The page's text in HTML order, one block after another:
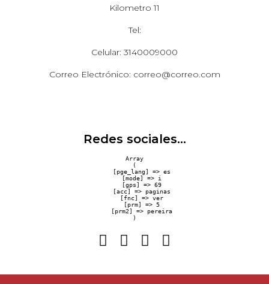
Kilometro 11
Tel:
Celular: 3140009000
Correo Electrónico: correo@correo.com
Redes sociales...
Array
(
    [pge_lang] => es
    [mode] => i
    [gps] => 69
    [acc] => paginas
    [fnc] => ver
    [prm] => 5
    [prm2] => pereira